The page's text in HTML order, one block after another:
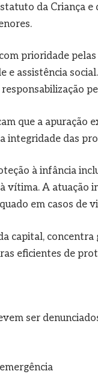
da Criança e
prioridade
e assistência
que a apuração
integridade das
à infância
vítima. A atuação
em casos de
capital,
eficientes de
ser